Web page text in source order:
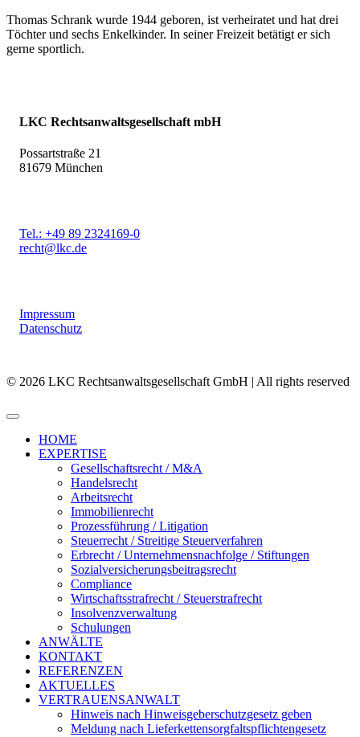
Thomas Schrank wurde 1944 geboren, ist verheiratet und hat drei
Töchter und sechs Enkelkinder. In seiner Freizeit betätigt er sich
gerne sportlich.
LKC Rechtsanwaltsgesellschaft mbH
Possartstraße 21
81679 München
Tel.: +49 89 2324169-0
recht@lkc.de
Impressum
Datenschutz
© 2026 LKC Rechtsanwaltsgesellschaft GmbH | All rights reserved
HOME
EXPERTISE
Gesellschaftsrecht / M&A
Handelsrecht
Arbeitsrecht
Immobilienrecht
Prozessführung / Litigation
Steuerrecht / Streitige Steuerverfahren
Erbrecht / Unternehmensnachfolge / Stiftungen
Sozialversicherungsbeitragsrecht
Compliance
Wirtschaftsstrafrecht / Steuerstrafrecht
Insolvenzverwaltung
Schulungen
ANWÄLTE
KONTAKT
REFERENZEN
AKTUELLES
VERTRAUENSANWALT
Hinweis nach Hinweisgeberschutzgesetz geben
Meldung nach Lieferkettensorgfaltspflichtengesetz